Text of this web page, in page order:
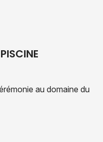
au domaine du